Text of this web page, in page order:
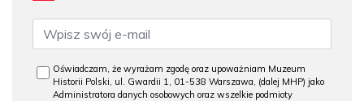
Oświadczam, że wyrażam zgodę oraz upoważniam Muzeum
Historii Polski, ul. Gwardii 1, 01-538 Warszawa, (dalej MHP) jako
Administratora danych osobowych oraz wszelkie podmioty